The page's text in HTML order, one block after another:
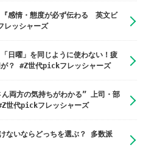
『感情・態度が必ず伝わる 英文ビ
レッシャーズ
日曜」を同じように使わない！疲
が？ #Z世代pickフレッシャーズ
両方の気持ちがわかる” 上司・部
世代pickフレッシャーズ
ないならどっちを選ぶ？ 多数派